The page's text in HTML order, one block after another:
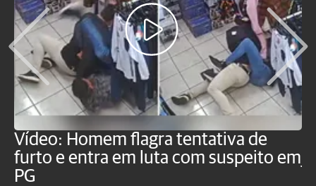
Vídeo: Homem flagra tentativa de
furto e entra em luta com suspeito em
PG